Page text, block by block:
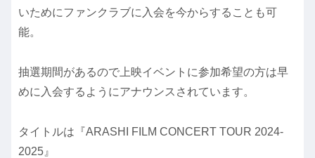
いためにファンクラブに入会を今からすることも可
能。
抽選期間があるので上映イベントに参加希望の方は早
めに入会するようにアナウンスされています。
タイトルは『ARASHI FILM CONCERT TOUR 2024-
2025』